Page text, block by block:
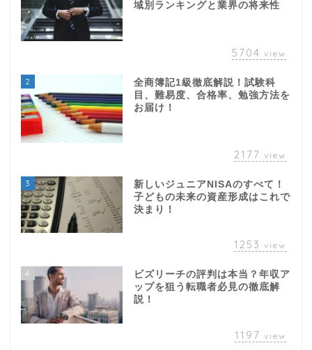
5704view
2
目、難易度、合格率、勉強方法を
3
子どもの未来の資産形成はこれで
1253view
4
ップを狙う転職者必見の徹底解
1197view
5
資産運用の新時代に備えよう